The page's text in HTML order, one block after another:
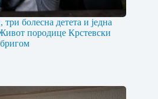
болесна детета и једна
породице Крстевски